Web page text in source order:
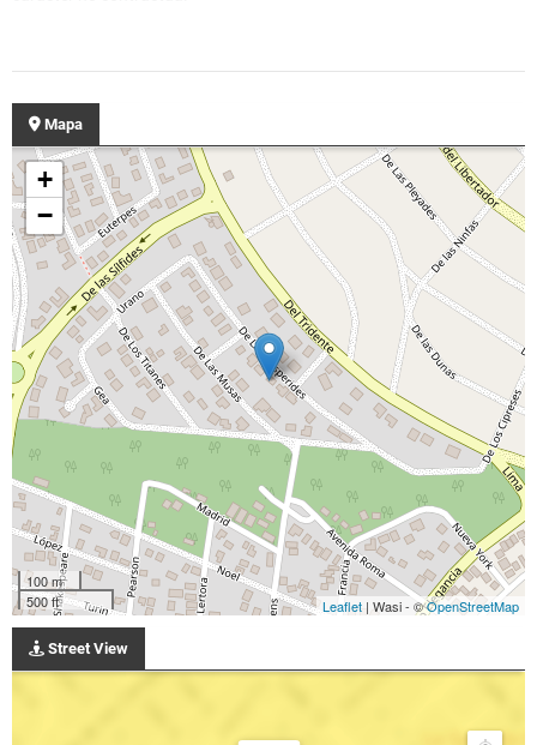
Mapa
+
−
100 m
500 ft
Leaflet | Wasi - ©OpenStreetMap
Street View